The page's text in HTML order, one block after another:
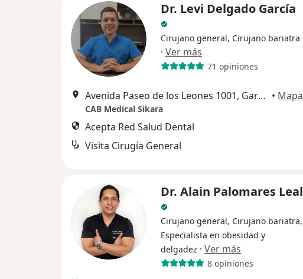
Dr. Levi Delgado García
Cirujano general, Cirujano bariatra
· Ver más
71 opiniones
Avenida Paseo de los Leones 1001, García • Mapa
CAB Medical Sikara
Acepta Red Salud Dental
Visita Cirugía General
Dr. Alain Palomares Leal
Cirujano general, Cirujano bariatra,
Especialista en obesidad y
delgadez · Ver más
8 opiniones